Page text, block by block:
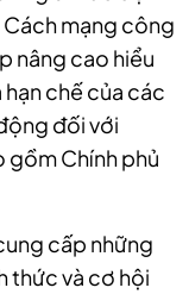
mạng công
nâng cao hiểu
chế của các
đối với
gồm Chính phủ
cấp những
thức và cơ hội